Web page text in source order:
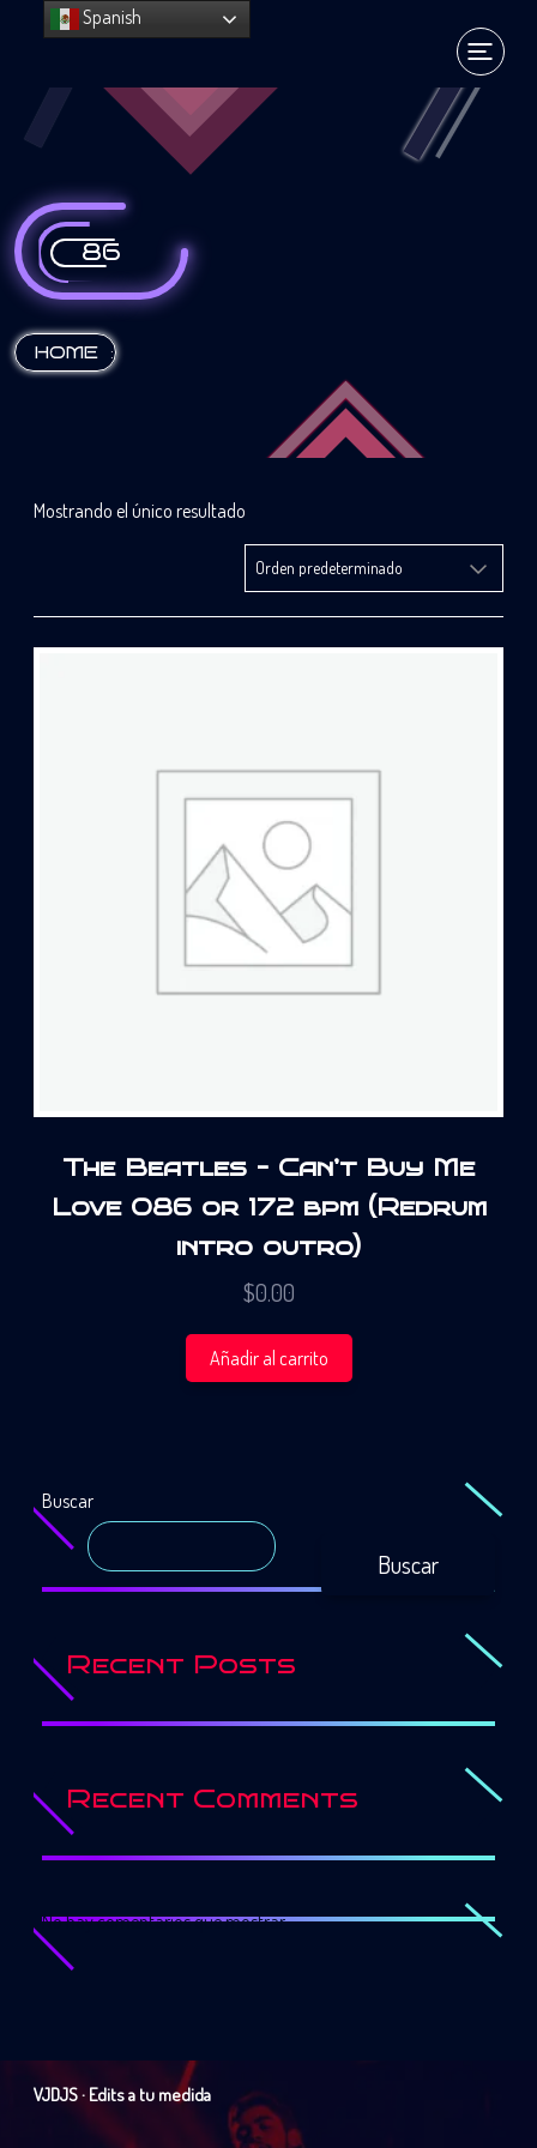
86
HOME :
Mostrando el único resultado
The Beatles – Can’t Buy Me
Love 086 or 172 bpm (Redrum
intro outro)
$0.00
Añadir al carrito
Buscar
Buscar
Recent Posts
Recent Comments
No hay comentarios que mostrar.
VJDJS · Edits a tu medida
Spanish